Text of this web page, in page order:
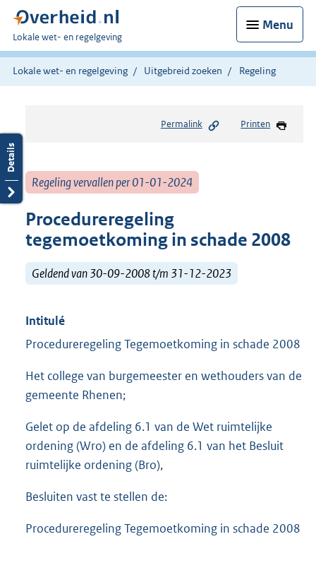
Menu
U
bent
hier:
Lokale wet- en regelgeving
Lokale wet- en regelgeving Uitgebreid zoeken Regeling
Permalink Printen
Regeling vervallen per 01-01-2024
Procedureregeling
tegemoetkoming in schade 2008
Geldend van 30-09-2008 t/m 31-12-2023
Intitulé
Procedureregeling Tegemoetkoming in schade 2008
Het college van burgemeester en wethouders van de
gemeente Rhenen;
Gelet op de afdeling 6.1 van de Wet ruimtelijke
ordening (Wro) en de afdeling 6.1 van het Besluit
ruimtelijke ordening (Bro),
Besluiten vast te stellen de:
Procedureregeling Tegemoetkoming in schade 2008